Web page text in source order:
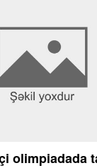
olimpiadada